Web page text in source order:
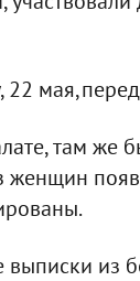
22
там же
женщин
из